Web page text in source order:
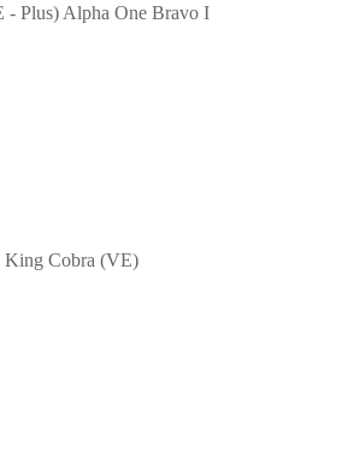
Plus) Alpha One Bravo I
King Cobra (VE)